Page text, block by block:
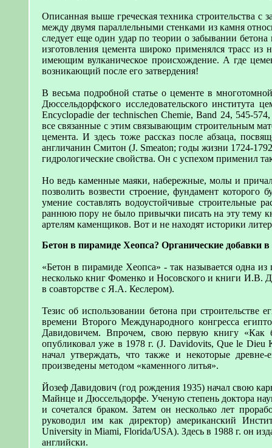
Описанная выше греческая техника строительства
между двумя параллельными стенками из камня
следует еще один удар по теории о забывании
изготовления цемента широко применялся трасс из
имеющим вулканическое происхождение. А где
возникающий после его затвердения!
В весьма подробной статье о цементе в
Дюссельдорфского исследовательского
Encyclopadie der technischen Chemie, Band 24, 545-
все связанные с этим связывающим строительным
цемента. И здесь тоже рассказ после абзаца,
англичанин Смитон (J. Smeaton; годы жизни 1724-
гидрологические свойства. Он с успехом применил
Но ведь каменные маяки, набережные, молы и
позволить возвести строение, фундамент
умение составлять водоустойчивые строительные
раннюю пору не было привычки писать на эту тему
артелям каменщиков. Вот и не находят историки
Бетон в пирамиде Хеопса? Органические добавки в
«Бетон в пирамиде Хеопса» - так называется одна
несколько книг Фоменко и Носовского и книги И.В.
в соавторстве с Я.А. Кеслером).
Тезис об использовании бетона при строительстве
времени Второго Международного конгресса
Давидовичем. Впрочем, свою первую книгу «Как
опубликовал уже в 1978 г. (J. Davidovits, Que le Dieu
начал утверждать, что также и некоторые
произведены методом «каменного литья».
Йозеф Давидович (год рождения 1935) начал свою
Майнце и Дюссельдорфе. Ученую степень доктора
и сочетался браком. Затем он несколько лет
руководил им как директор) американский
University in Miami, Florida/USA). Здесь в 1988 г. он
английски.